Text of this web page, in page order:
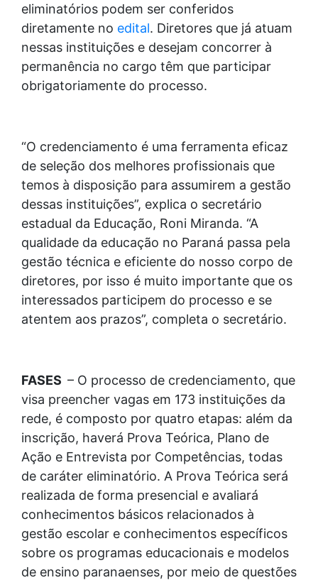
eliminatórios podem ser conferidos
diretamente no edital. Diretores que já atuam
nessas instituições e desejam concorrer à
permanência no cargo têm que participar
obrigatoriamente do processo.
“O credenciamento é uma ferramenta eficaz
de seleção dos melhores profissionais que
temos à disposição para assumirem a gestão
dessas instituições”, explica o secretário
estadual da Educação, Roni Miranda. “A
qualidade da educação no Paraná passa pela
gestão técnica e eficiente do nosso corpo de
diretores, por isso é muito importante que os
interessados participem do processo e se
atentem aos prazos”, completa o secretário.
FASES – O processo de credenciamento, que
visa preencher vagas em 173 instituições da
rede, é composto por quatro etapas: além da
inscrição, haverá Prova Teórica, Plano de
Ação e Entrevista por Competências, todas
de caráter eliminatório. A Prova Teórica será
realizada de forma presencial e avaliará
conhecimentos básicos relacionados à
gestão escolar e conhecimentos específicos
sobre os programas educacionais e modelos
de ensino paranaenses, por meio de questões